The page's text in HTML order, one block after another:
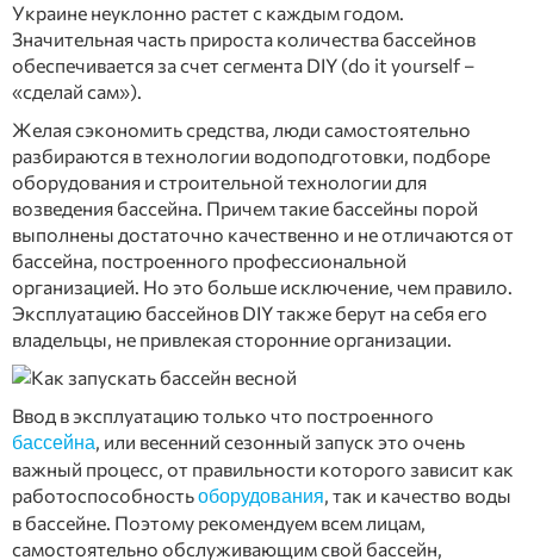
Украине неуклонно растет с каждым годом.
Значительная часть прироста количества бассейнов
обеспечивается за счет сегмента DIY (do it yourself –
«сделай сам»).
Желая сэкономить средства, люди самостоятельно
разбираются в технологии водоподготовки, подборе
оборудования и строительной технологии для
возведения бассейна. Причем такие бассейны порой
выполнены достаточно качественно и не отличаются от
бассейна, построенного профессиональной
организацией. Но это больше исключение, чем правило.
Эксплуатацию бассейнов DIY также берут на себя его
владельцы, не привлекая сторонние организации.
Ввод в эксплуатацию только что построенного
бассейна, или весенний сезонный запуск это очень
важный процесс, от правильности которого зависит как
работоспособностьоборудования, так и качество воды
в бассейне. Поэтому рекомендуем всем лицам,
самостоятельно обслуживающим свой бассейн,